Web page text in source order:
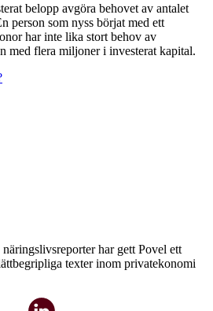
belopp avgöra behovet av antalet
person som nyss börjat med ett
har inte lika stort behov av
med flera miljoner i investerat kapital.
har gett Povel ett
texter inom privatekonomi